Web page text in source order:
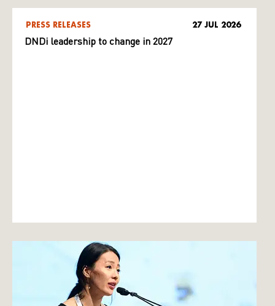
PRESS RELEASES 27 JUL 2026
DNDi leadership to change in 2027